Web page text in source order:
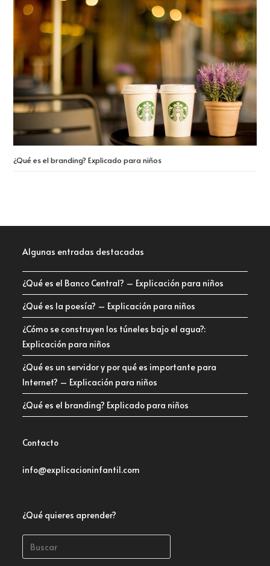
¿Qué es el branding? Explicado para niños
Algunas entradas destacadas
¿Qué es el Banco Central? – Explicación para niños
¿Qué es la poesía? – Explicación para niños
¿Cómo se construyen los túneles bajo el agua?:
Explicación para niños
¿Qué es un servidor y por qué es importante para
Internet? – Explicación para niños
¿Qué es el branding? Explicado para niños
Contacto
info@explicacioninfantil.com
¿Qué quieres aprender?